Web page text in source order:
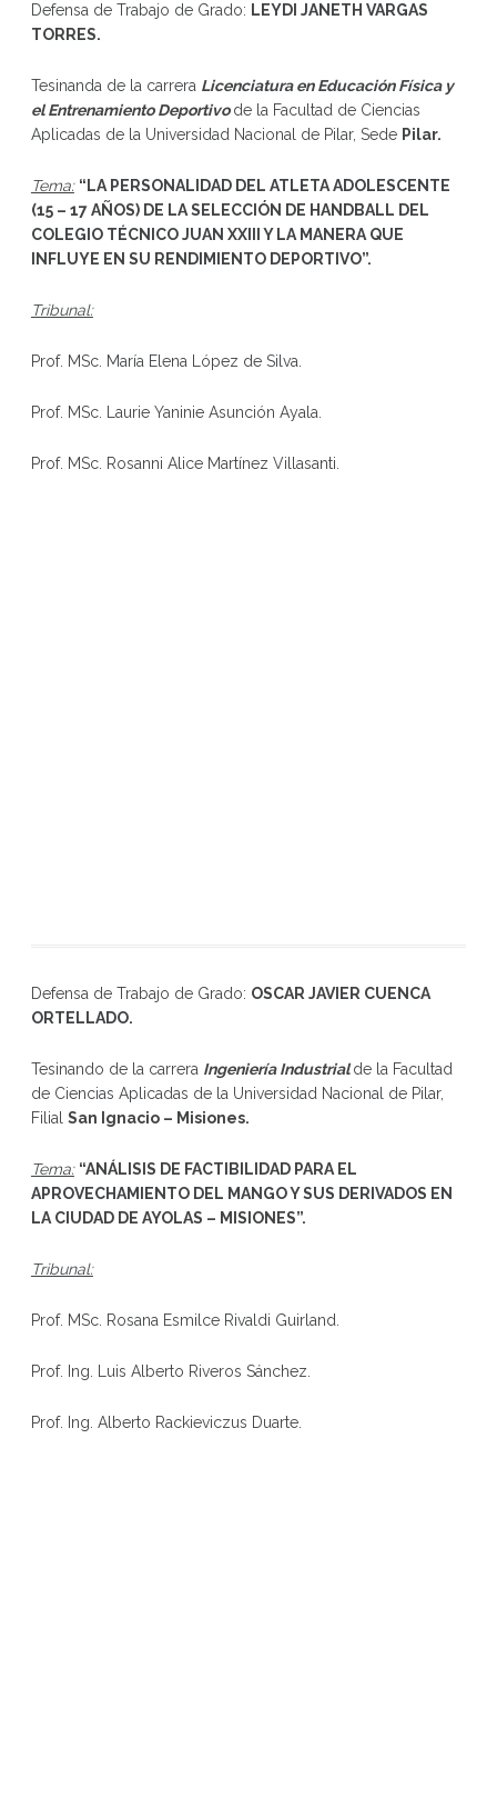
Defensa de Trabajo de Grado: LEYDI JANETH VARGAS
TORRES.
Tesinanda de la carrera Licenciatura en Educación Física y
el Entrenamiento Deportivode la Facultad de Ciencias
Aplicadas de la Universidad Nacional de Pilar, Sede Pilar.
Tema: “ LA PERSONALIDAD DEL ATLETA ADOLESCENTE
(15 – 17 AÑOS) DE LA SELECCIÓN DE HANDBALL DEL
COLEGIO TÉCNICO JUAN XXIII Y LA MANERA QUE
INFLUYE EN SU RENDIMIENTO DEPORTIVO”.
Tribunal:
Prof. MSc. María Elena López de Silva.
Prof. MSc. Laurie Yaninie Asunción Ayala.
Prof. MSc. Rosanni Alice Martínez Villasanti.
Defensa de Trabajo de Grado: OSCAR JAVIER CUENCA
ORTELLADO.
Tesinando de la carrera Ingeniería Industrialde la Facultad
de Ciencias Aplicadas de la Universidad Nacional de Pilar,
Filial San Ignacio – Misiones.
Tema: “ANÁLISIS DE FACTIBILIDAD PARA EL
APROVECHAMIENTO DEL MANGO Y SUS DERIVADOS EN
LA CIUDAD DE AYOLAS – MISIONES”.
Tribunal:
Prof. MSc. Rosana Esmilce Rivaldi Guirland.
Prof. Ing. Luis Alberto Riveros Sánchez.
Prof. Ing. Alberto Rackieviczus Duarte.